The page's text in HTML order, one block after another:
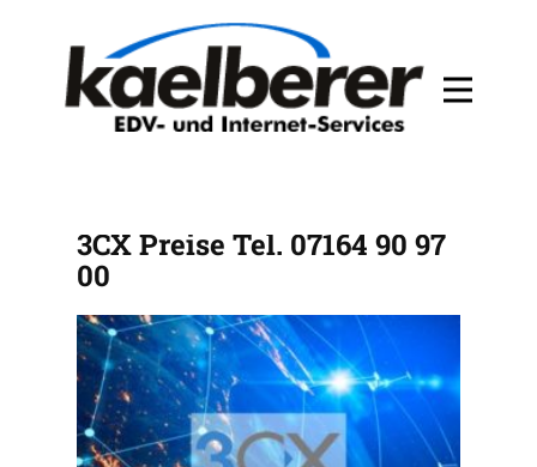
3CX Preise Tel. 07164 90 97
00